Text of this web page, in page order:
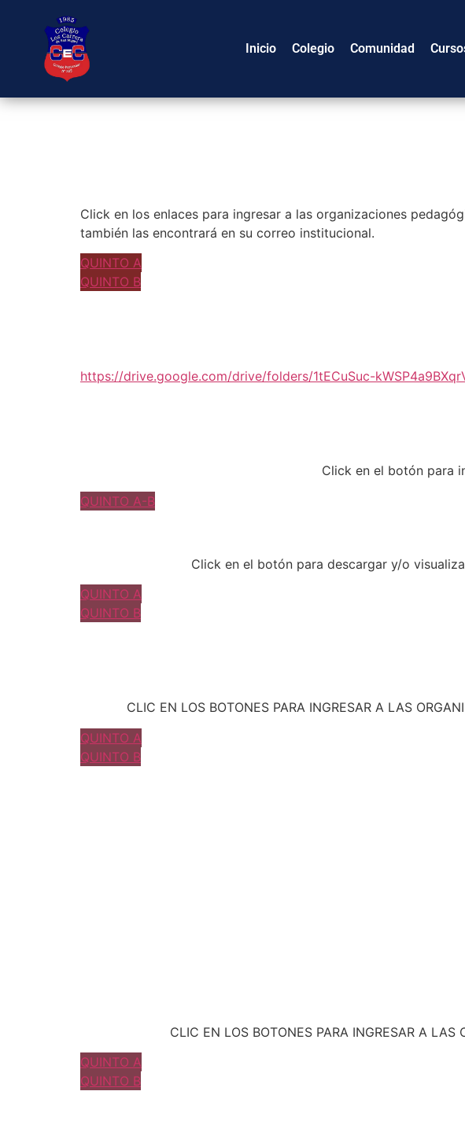
Inicio Colegio Comunidad
Click en los enlaces para ingresar a las organizaciones
también las encontrará en su correo institucional.
QUINTO A
QUINTO B
https://drive.google.com/drive/folders/1tECuSuc-
Click en el botón para
QUINTO A-B
Click en el botón para descargar y/o
QUINTO A
QUINTO B
CLIC EN LOS BOTONES PARA INGRESAR A LAS
QUINTO A
QUINTO B
CLIC EN LOS BOTONES PARA INGRESAR A
QUINTO A
QUINTO B